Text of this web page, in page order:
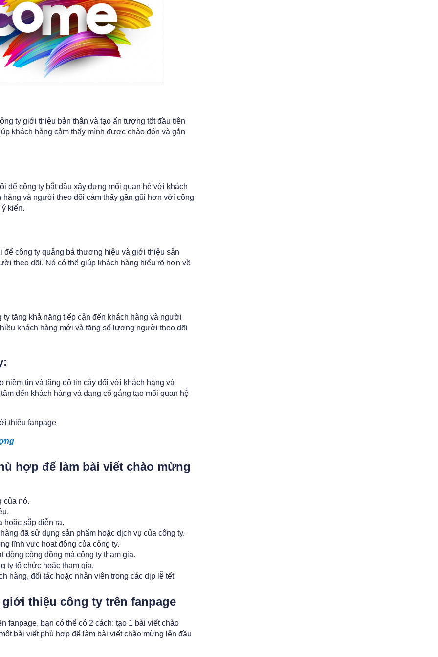
ty giới thiệu bản thân và tạo ấn tượng tốt đầu tiên
khách hàng cảm thấy mình được chào đón và gắn
để công ty bắt đầu xây dựng mối quan hệ với khách
và người theo dõi cảm thấy gần gũi hơn với công
kiến.
công ty quảng bá thương hiệu và giới thiệu sản
theo dõi. Nó có thể giúp khách hàng hiểu rõ hơn về
tăng khả năng tiếp cận đến khách hàng và người
khách hàng mới và tăng số lượng người theo dõi
niềm tin và tăng độ tin cậy đối với khách hàng và
đến khách hàng và đang cố gắng tạo mối quan hệ
thiệu fanpage
hợp để làm bài viết chào mừng
của nó.
hoặc sắp diễn ra.
đã sử dụng sản phẩm hoặc dịch vụ của công ty.
lĩnh vực hoạt động của công ty.
động cộng đồng mà công ty tham gia.
ty tổ chức hoặc tham gia.
hàng, đối tác hoặc nhân viên trong các dịp lễ tết.
thiệu công ty trên fanpage
fanpage, bạn có thể có 2 cách: tạo 1 bài viết chào
bài viết phù hợp để làm bài viết chào mừng lên đầu